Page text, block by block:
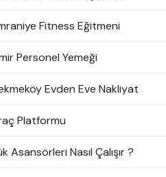
Fitness Eğitmeni
Personel Yemeği
Evden Eve Nakliyat
Platformu
Asansörleri Nasıl Çalışır ?